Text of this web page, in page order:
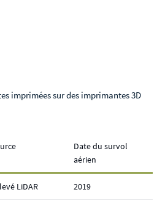
imprimées sur des imprimantes 3D
Date du survol
aérien
LiDAR 2019